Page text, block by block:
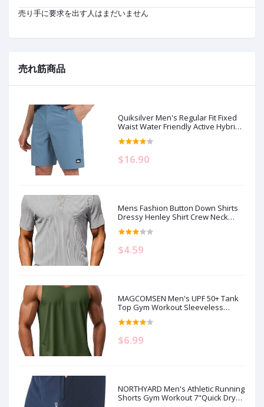
売れ筋商品
Quiksilver Men's Regular Fit Fixed
Waist Water Friendly Active Hybrid
Shorts
$16.90
Mens Fashion Button Down Shirts
Dressy Henley Shirt Crew Neck
Short Sleeve Big and Tall Tshirts
Men's Clothing
$4.59
MAGCOMSEN Men's UPF 50+ Tank
Top Gym Workout Sleeveless
Muscle Shirts Sun Protection Cut
Off Shirts Summer Sleeveless T
$6.99
NORTHYARD Men's Athletic Running
Shorts Gym Workout 7"Quick Dry
売り手に要求を出す人はまだいません